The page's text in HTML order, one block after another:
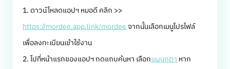
1. ดาวน์โหลดแอปฯ หมอดี คลิก >>
https://mordee.app.link/mordeeจากนั้นเลือกเมนูโปรไฟล์
เพื่อลงทะเบียนเข้าใช้งาน
2. ไปที่หน้าแรกของแอปฯ กดแถบค้นหา เลือกแผนกตาหาก